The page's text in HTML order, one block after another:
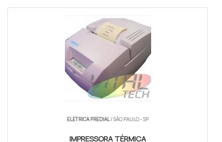
ELETRICA PREDIAL/ SÃO PAULO - SP
IMPRESSORA TÉRMICA